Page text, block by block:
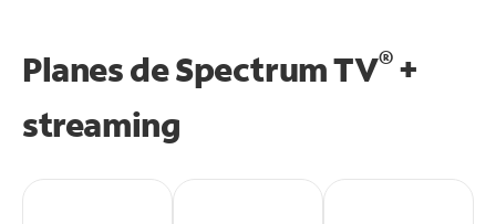
Planes de Spectrum TV®+
streaming